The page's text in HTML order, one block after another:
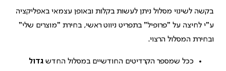
בקשה לשינוי מסלול ניתן לעשות בקלות ובאופן עצמאי באפליקציה
ע"י לחיצה על "פרופיל" בתפריט ניווט ראשי, בחירת "מוצרים שלי"
ובחירת המסלול הרצוי.
ככל שמספר הקרדיטים החודשיים במסלול החדש גדול